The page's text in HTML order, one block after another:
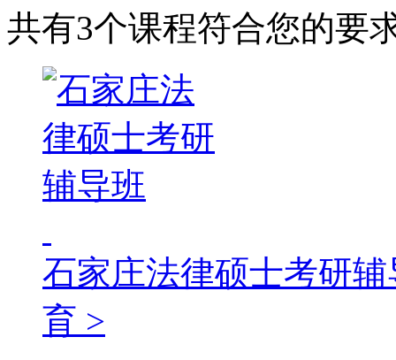
共有3个课程符合您的要
石家庄法律硕士考研辅
育 >